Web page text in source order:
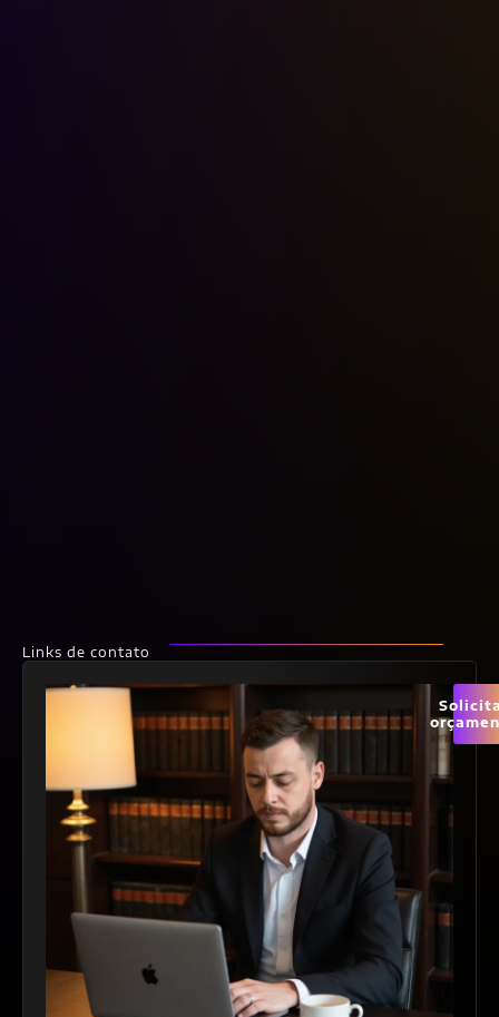
Links de contato